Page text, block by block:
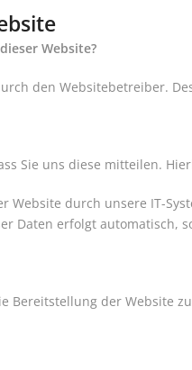
Website?
den Websitebetreiber.
Sie uns diese mitteilen.
durch unsere IT-
Daten erfolgt automatisch,
Bereitstellung der Website